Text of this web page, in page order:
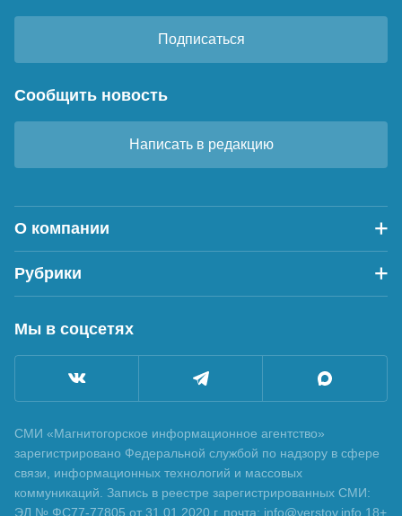
Подписаться
Сообщить новость
Написать в редакцию
О компании
Рубрики
Мы в соцсетях
СМИ «Магнитогорское информационное агентство»
зарегистрировано Федеральной службой по надзору в сфере
связи, информационных технологий и массовых
коммуникаций. Запись в реестре зарегистрированных СМИ:
ЭЛ № ФС77-77805 от 31.01.2020 г. почта: info@verstov.info 18+